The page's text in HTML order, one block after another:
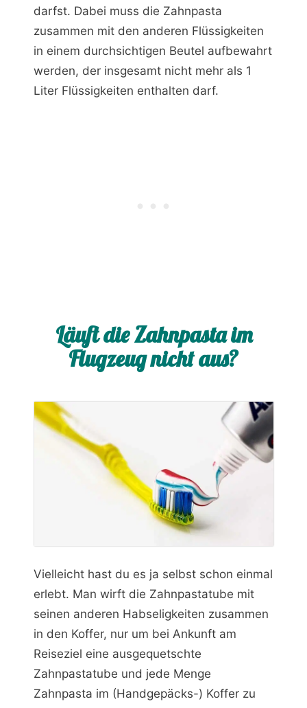
darfst. Dabei muss die Zahnpasta
zusammen mit den anderen Flüssigkeiten
in einem durchsichtigen Beutel aufbewahrt
werden, der insgesamt nicht mehr als 1
Liter Flüssigkeiten enthalten darf.
Läuft die Zahnpasta im
Flugzeug nicht aus?
Vielleicht hast du es ja selbst schon einmal
erlebt. Man wirft die Zahnpastatube mit
seinen anderen Habseligkeiten zusammen
in den Koffer, nur um bei Ankunft am
Reiseziel eine ausgequetschte
Zahnpastatube und jede Menge
Zahnpasta im (Handgepäcks-) Koffer zu